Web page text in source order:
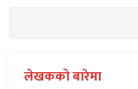
लेखकको बारेमा